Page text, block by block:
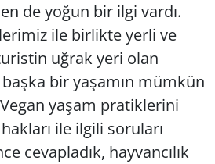
de yoğun bir ilgi vardı.
ile birlikte yerli ve
uğrak yeri olan
bir yaşamın mümkün
yaşam pratiklerini
ile ilgili soruları
cevapladık, hayvancılık